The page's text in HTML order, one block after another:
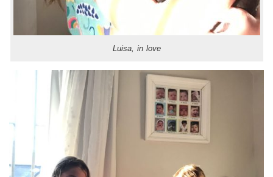
Luisa, in love